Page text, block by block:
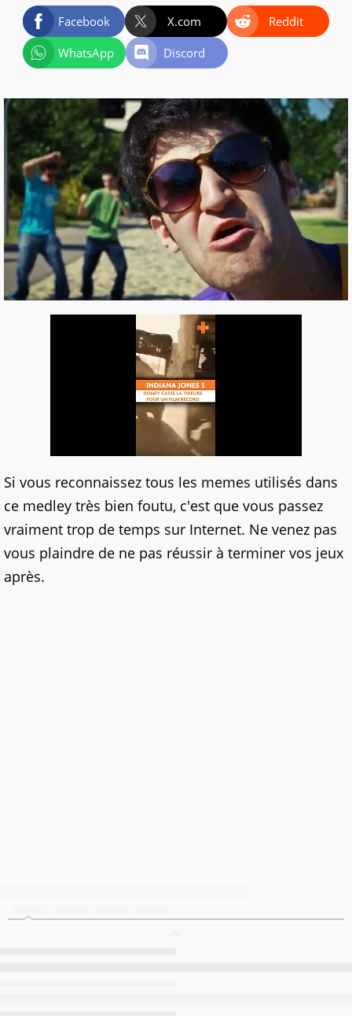
Facebook X.com
Reddit
WhatsApp
Discord
Si vous reconnaissez tous les memes utilisés dans
ce medley très bien foutu, c'est que vous passez
vraiment trop de temps sur Internet. Ne venez pas
vous plaindre de ne pas réussir à terminer vos jeux
après.